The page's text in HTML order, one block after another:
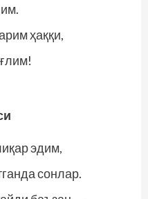
ҳаққи,
эдим,
сонлар.